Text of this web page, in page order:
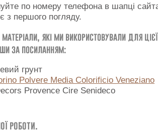
по номеру телефона в шапці сайта
з першого погляду.
які ми використовували для
за посиланням:
грунт
Polvere Media Colorificio Veneziano
Provence Cire Senideco
роботи.